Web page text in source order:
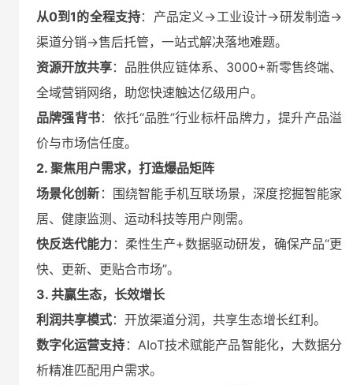
从0到1的全程支持：产品定义→工业设计→研发制造→
渠道分销→售后托管，一站式解决落地难题。
资源开放共享：品胜供应链体系、3000+新零售终端、
全域营销网络，助您快速触达亿级用户。
品牌强背书：依托“品胜”行业标杆品牌力，提升产品溢
价与市场信任度。
2. 聚焦用户需求，打造爆品矩阵
场景化创新 ：围绕智能手机互联场景，深度挖掘智能家
居、健康监测、运动科技等用户刚需。
快反迭代能力 ：柔性生产+数据驱动研发，确保产品“更
快、更新、更贴合市场”。
3. 共赢生态，长效增长
利润共享模式：开放渠道分润，共享生态增长红利。
数字化运营支持 ：AIoT技术赋能产品智能化，大数据分
析精准匹配用户需求。